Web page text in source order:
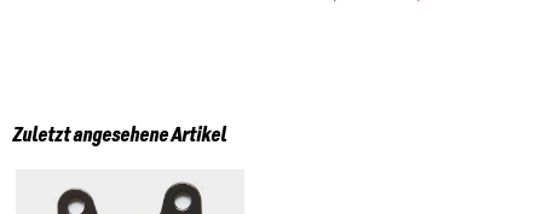
Zuletzt angesehene Artikel